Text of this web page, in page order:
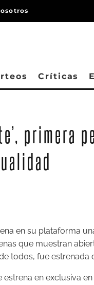
Críticas
primera
en su plataforma
que muestran
todos, fue estrenada
en exclusiva